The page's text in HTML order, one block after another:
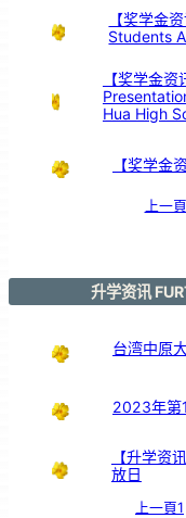
【奖学金
Students
【奖学金
Hua High
【奖学金
上一頁
升学资讯
台湾中原
2023年第
【升学资
放日
上一頁1